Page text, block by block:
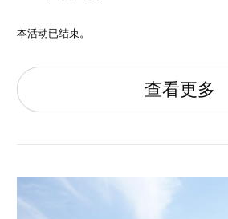
本活动已结束。
查看更多